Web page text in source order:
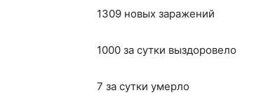
1309 новых заражений
1000 за сутки выздоровело
7 за сутки умерло